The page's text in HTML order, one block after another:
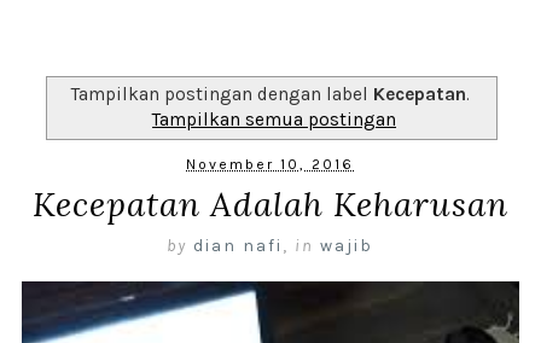
Tampilkan postingan dengan label Kecepatan.
Tampilkan semua postingan
November 10, 2016
Kecepatan Adalah Keharusan
by dian nafi , in wajib